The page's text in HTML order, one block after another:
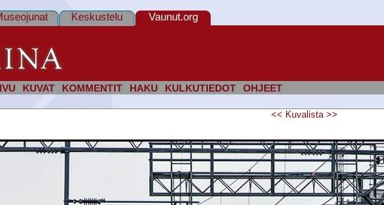
KUVAT KOMMENTIT HAKU KULKUTIEDOT OHJEET
Keskustelu Vaunut.org
<< Kuvalista >>